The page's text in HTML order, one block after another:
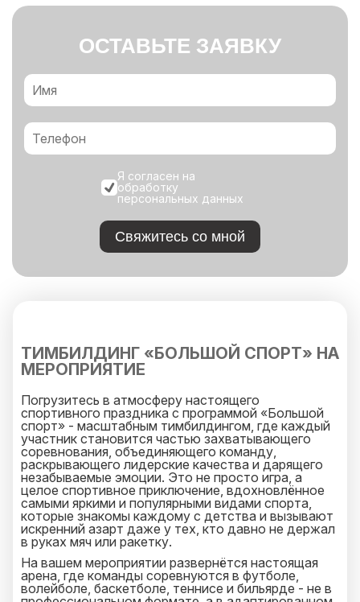
ОСТАВЬТЕ ЗАЯВКУ
Я согласен на
обработку
персональных данных
Свяжитесь со мной
ТИМБИЛДИНГ «БОЛЬШОЙ СПОРТ» НА
МЕРОПРИЯТИЕ
Погрузитесь в атмосферу настоящего
спортивного праздника с программой «Большой
спорт» - масштабным тимбилдингом, где каждый
участник становится частью захватывающего
соревнования, объединяющего команду,
раскрывающего лидерские качества и дарящего
незабываемые эмоции. Это не просто игра, а
целое спортивное приключение, вдохновлённое
самыми яркими и популярными видами спорта,
которые знакомы каждому с детства и вызывают
искренний азарт даже у тех, кто давно не держал
в руках мяч или ракетку.
На вашем мероприятии развернётся настоящая
арена, где команды соревнуются в футболе,
волейболе, баскетболе, теннисе и бильярде - не в